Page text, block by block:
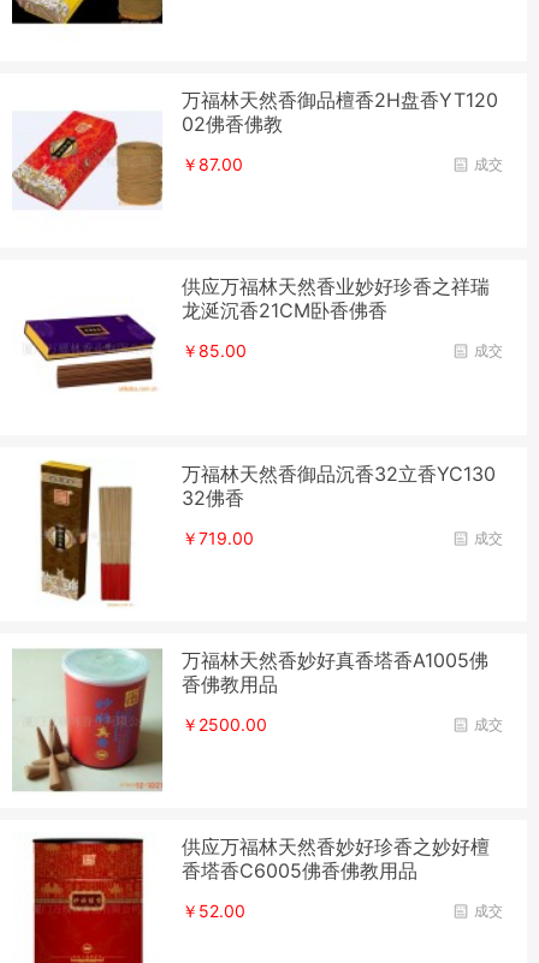
万福林天然香御品檀香2H盘香YT120
02佛香佛教
成交
￥87.00
供应万福林天然香业妙好珍香之祥瑞
龙涎沉香21CM卧香佛香
成交
￥85.00
万福林天然香御品沉香32立香YC130
32佛香
成交
￥719.00
万福林天然香妙好真香塔香A1005佛
香佛教用品
成交
￥2500.00
供应万福林天然香妙好珍香之妙好檀
香塔香C6005佛香佛教用品
成交
￥52.00